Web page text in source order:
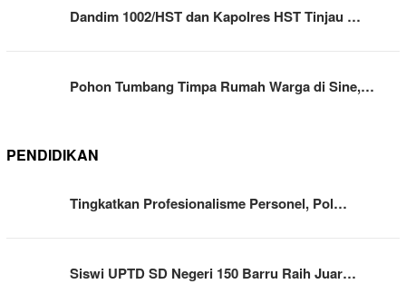
Dandim 1002/HST dan Kapolres HST Tinjau …
Pohon Tumbang Timpa Rumah Warga di Sine,…
PENDIDIKAN
Tingkatkan Profesionalisme Personel, Pol…
Siswi UPTD SD Negeri 150 Barru Raih Juar…